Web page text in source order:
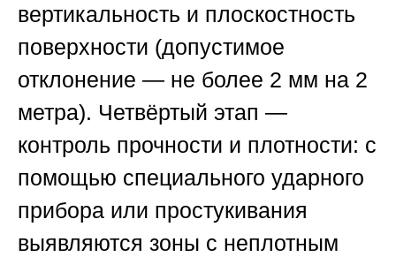
вертикальность и плоскостность
поверхности (допустимое
отклонение — не более 2 мм на 2
метра). Четвёртый этап —
контроль прочности и плотности: с
помощью специального ударного
прибора или простукивания
выявляются зоны с неплотным